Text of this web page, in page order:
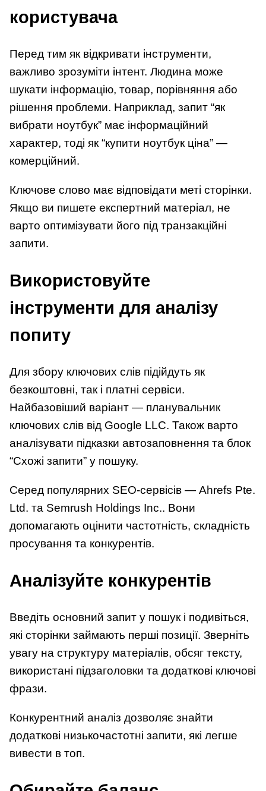
користувача
Перед тим як відкривати інструменти,
важливо зрозуміти інтент. Людина може
шукати інформацію, товар, порівняння або
рішення проблеми. Наприклад, запит “як
вибрати ноутбук” має інформаційний
характер, тоді як “купити ноутбук ціна” —
комерційний.
Ключове слово має відповідати меті сторінки.
Якщо ви пишете експертний матеріал, не
варто оптимізувати його під транзакційні
запити.
Використовуйте
інструменти для аналізу
попиту
Для збору ключових слів підійдуть як
безкоштовні, так і платні сервіси.
Найбазовіший варіант — планувальник
ключових слів від Google LLC. Також варто
аналізувати підказки автозаповнення та блок
“Схожі запити” у пошуку.
Серед популярних SEO-сервісів — Ahrefs Pte.
Ltd. та Semrush Holdings Inc.. Вони
допомагають оцінити частотність, складність
просування та конкурентів.
Аналізуйте конкурентів
Введіть основний запит у пошук і подивіться,
які сторінки займають перші позиції. Зверніть
увагу на структуру матеріалів, обсяг тексту,
використані підзаголовки та додаткові ключові
фрази.
Конкурентний аналіз дозволяє знайти
додаткові низькочастотні запити, які легше
вивести в топ.